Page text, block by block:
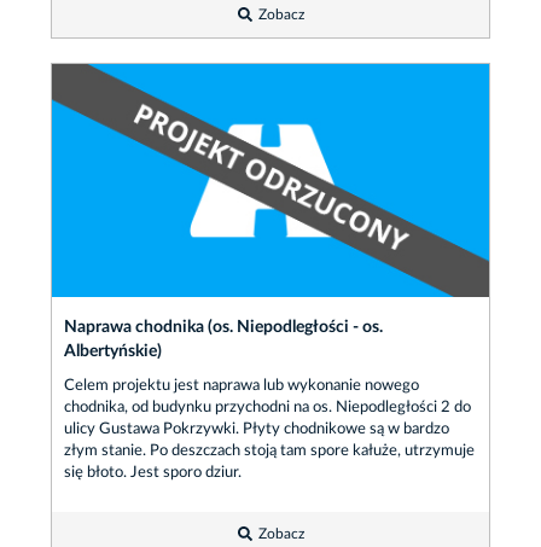
Zobacz
Naprawa chodnika (os. Niepodległości - os.
Albertyńskie)
Celem projektu jest naprawa lub wykonanie nowego
chodnika, od budynku przychodni na os. Niepodległości 2 do
ulicy Gustawa Pokrzywki. Płyty chodnikowe są w bardzo
złym stanie. Po deszczach stoją tam spore kałuże, utrzymuje
się błoto. Jest sporo dziur.
Zobacz